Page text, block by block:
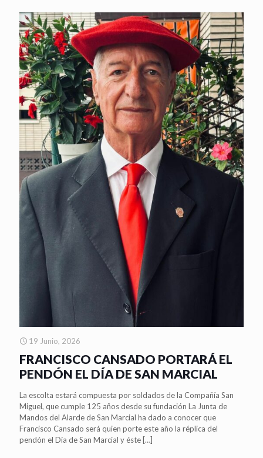
19 Junio, 2026
FRANCISCO CANSADO PORTARÁ EL
PENDÓN EL DÍA DE SAN MARCIAL
La escolta estará compuesta por soldados de la Compañía San
Miguel, que cumple 125 años desde su fundación La Junta de
Mandos del Alarde de San Marcial ha dado a conocer que
Francisco Cansado será quien porte este año la réplica del
pendón el Día de San Marcial y éste […]